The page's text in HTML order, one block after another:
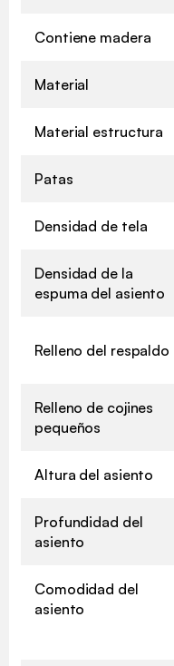
Contiene madera
Material
Material estructura
Patas
Densidad de tela
Densidad de la
espuma del asiento
Relleno del respaldo
Relleno de cojines
pequeños
Altura del asiento
Profundidad del
asiento
Comodidad del
asiento